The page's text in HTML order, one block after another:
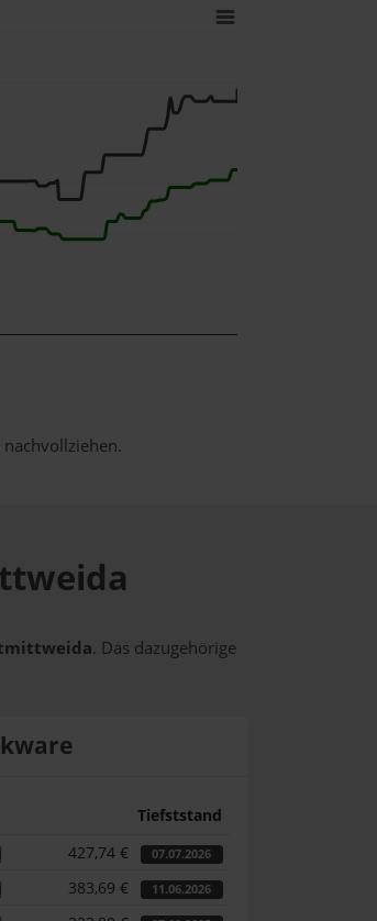
nachvollziehen.
. Das dazugehörige
Tiefststand
427,74 € 07.07.2026
383,69 € 11.06.2026